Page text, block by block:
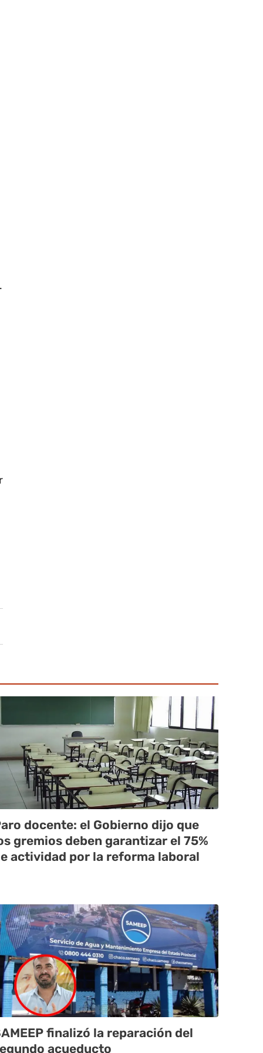
docente: el Gobierno dijo que
gremios deben garantizar el 75%
actividad por la reforma laboral
finalizó la reparación del
acueducto